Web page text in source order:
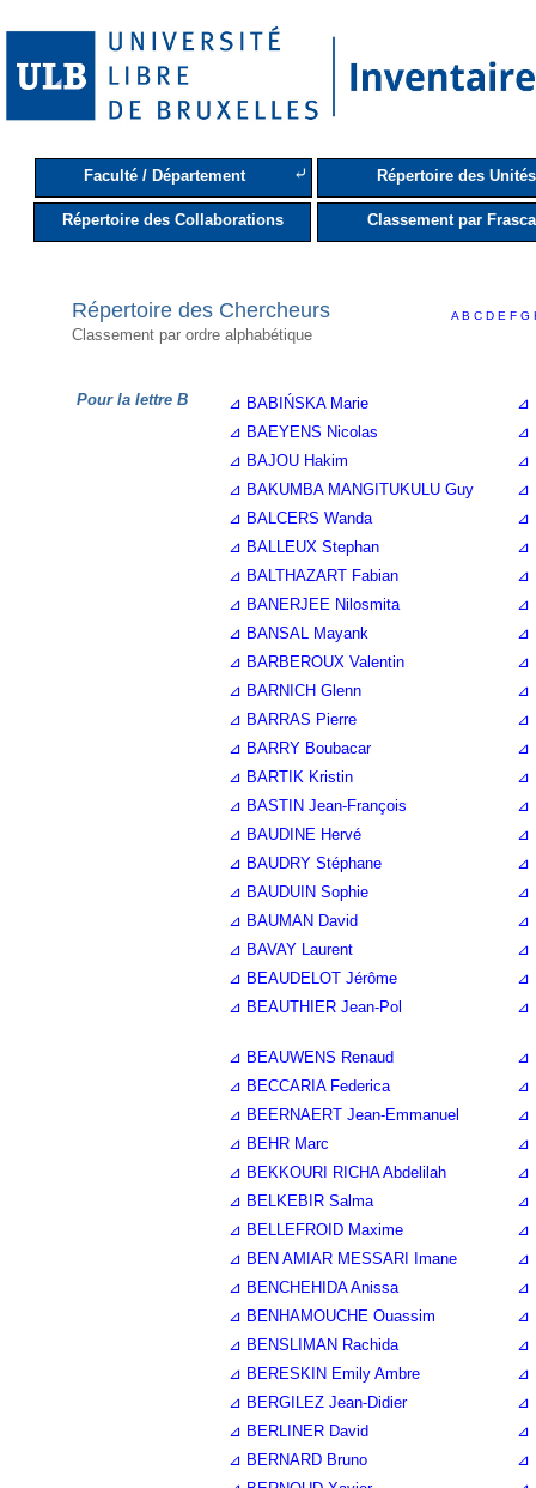
Faculté / Département ⤶ Répertoire des Unités
Répertoire des Collaborations Classement par
ABCDEFG
Répertoire des Chercheurs
Classement par ordre alphabétique
Pour la lettre B ⊿ BABIŃSKA Marie
⊿
⊿ BAEYENS Nicolas
⊿
⊿ BAJOU Hakim
⊿
⊿ BAKUMBA MANGITUKULU Guy
⊿
⊿ BALCERS Wanda
⊿
⊿ BALLEUX Stephan
⊿
⊿ BALTHAZART Fabian
⊿
⊿ BANERJEE Nilosmita
⊿
⊿ BANSAL Mayank
⊿
⊿ BARBEROUX Valentin
⊿
⊿ BARNICH Glenn
⊿
⊿ BARRAS Pierre
⊿
⊿ BARRY Boubacar
⊿
⊿ BARTIK Kristin
⊿
⊿ BASTIN Jean-François
⊿
⊿ BAUDINE Hervé
⊿
⊿ BAUDRY Stéphane
⊿
⊿ BAUDUIN Sophie
⊿
⊿ BAUMAN David
⊿
⊿ BAVAY Laurent
⊿
⊿ BEAUDELOT Jérôme
⊿
⊿ BEAUTHIER Jean-Pol
⊿
⊿ BEAUWENS Renaud
⊿
⊿ BECCARIA Federica
⊿
⊿ BEERNAERT Jean-Emmanuel
⊿
⊿ BEHR Marc
⊿
⊿ BEKKOURI RICHA Abdelilah
⊿
⊿ BELKEBIR Salma
⊿
⊿ BELLEFROID Maxime
⊿
⊿ BEN AMIAR MESSARI Imane
⊿
⊿ BENCHEHIDA Anissa
⊿
⊿ BENHAMOUCHE Ouassim
⊿
⊿ BENSLIMAN Rachida
⊿
⊿ BERESKIN Emily Ambre
⊿
⊿ BERGILEZ Jean-Didier
⊿
⊿ BERLINER David
⊿
⊿ BERNARD Bruno
⊿